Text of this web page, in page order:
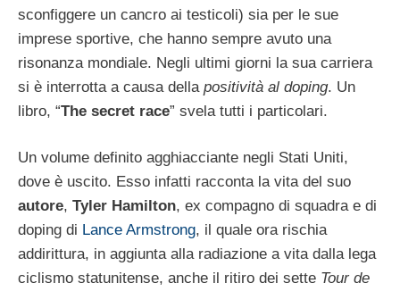
sconfiggere un cancro ai testicoli) sia per le sue
imprese sportive, che hanno sempre avuto una
risonanza mondiale. Negli ultimi giorni la sua carriera
si è interrotta a causa della positività al doping. Un
libro, “The secret race” svela tutti i particolari.
Un volume definito agghiacciante negli Stati Uniti,
dove è uscito. Esso infatti racconta la vita del suo
autore, Tyler Hamilton, ex compagno di squadra e di
doping di Lance Armstrong, il quale ora rischia
addirittura, in aggiunta alla radiazione a vita dalla lega
ciclismo statunitense, anche il ritiro dei sette Tour de